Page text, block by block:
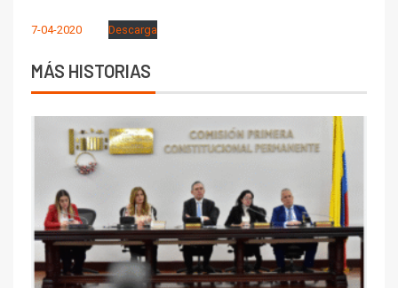
7-04-2020 Descarga
MÁS HISTORIAS